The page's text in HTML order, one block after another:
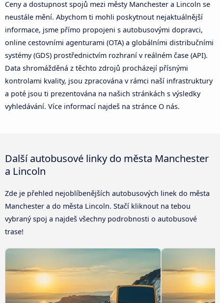
Ceny a dostupnost spojů mezi městy Manchester a Lincoln se
neustále mění. Abychom ti mohli poskytnout nejaktuálnější
informace, jsme přímo propojeni s autobusovými dopravci,
online cestovními agenturami (OTA) a globálními distribučními
systémy (GDS) prostřednictvím rozhraní v reálném čase (API).
Data shromážděná z těchto zdrojů procházejí přísnými
kontrolami kvality, jsou zpracována v rámci naší infrastruktury
a poté jsou ti prezentována na našich stránkách s výsledky
vyhledávání. Více informací najdeš na stránce O nás.
Další autobusové linky do města Manchester
a Lincoln
Zde je přehled nejoblíbenějších autobusových linek do města
Manchester a do města Lincoln. Stačí kliknout na tebou
vybraný spoj a najdeš všechny podrobnosti o autobusové
trase!